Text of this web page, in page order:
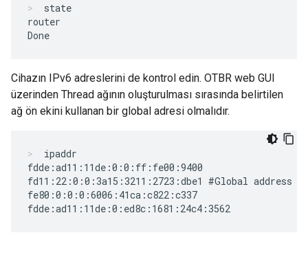
state
router
Cihazın IPv6 adreslerini de kontrol edin. OTBR web GUI
üzerinden Thread ağının oluşturulması sırasında belirtilen
ağ ön ekini kullanan bir global adresi olmalıdır.
ipaddr
fdde:ad11:11de:0:0:ff:fe00:9400
fd11:22:0:0:3a15:3211:2723:dbe1 #Global address
fe80:0:0:0:6006:41ca:c822:c337